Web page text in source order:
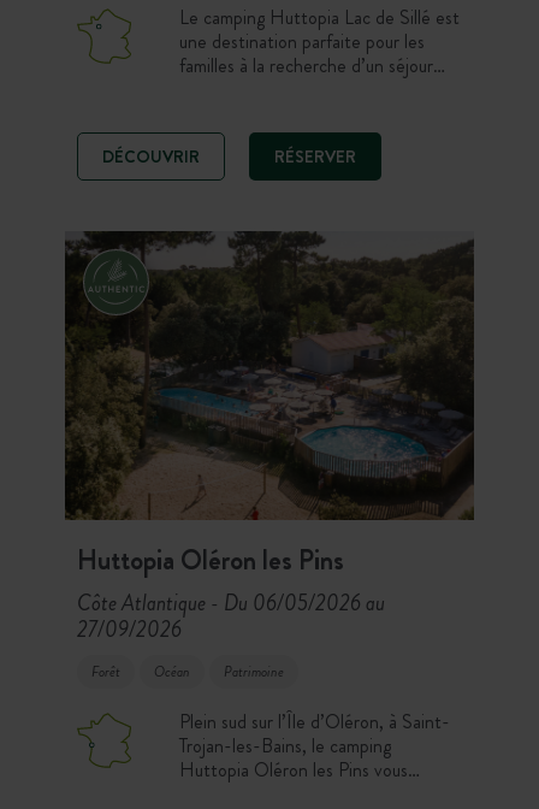
Le camping Huttopia Lac de Sillé est
une destination parfaite pour les
familles à la recherche d’un séjour
sa proximité immédiate de la base de
loisirs de Sillé-Plage, il offre une
expérience de vacances dynamiques,
DÉCOUVRIR RÉSERVER
Huttopia Oléron les Pins
Côte Atlantique - Du 06/05/2026 au
27/09/2026
Forêt Océan Patrimoine
Plein sud sur l’Île d’Oléron, à Saint-
Trojan-les-Bains, le camping
Huttopia Oléron les Pins vous